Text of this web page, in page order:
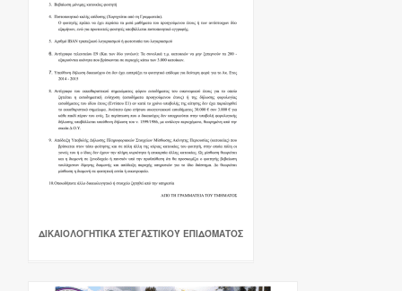
ΔΙΚΑΙΟΛΟΓΗΤΙΚΆ ΣΤΕΓΑΣΤΙΚΟΎ ΕΠΙΔΌΜΑΤΟΣ